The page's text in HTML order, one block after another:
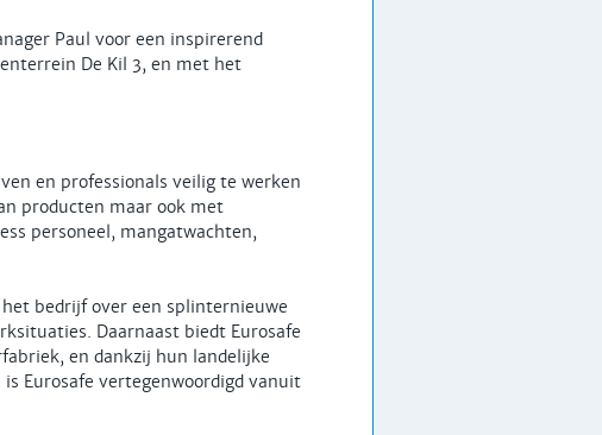
Paul voor een inspirerend
De Kil 3, en met het
en professionals veilig te werken
producten maar ook met
personeel, mangatwachten,
bedrijf over een splinternieuwe
Daarnaast biedt Eurosafe
en dankzij hun landelijke
Eurosafe vertegenwoordigd vanuit